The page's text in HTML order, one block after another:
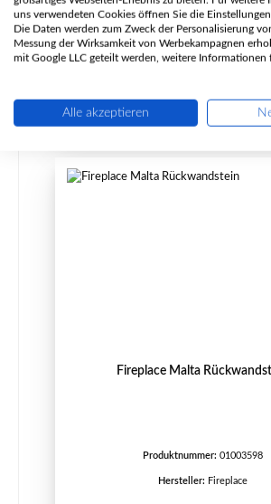
Regulärer Preis:
31,77 €
Details
Fireplace Malta
Produktnummer: 01003598
Hersteller: Fireplace
uns verwendeten Cookies öffnen Sie die
Die Daten werden zum Zweck der Personalisierung
Messung der Wirksamkeit von Werbekampagnen
mit Google LLC geteilt werden, weitere Informationen
Alle akzeptieren